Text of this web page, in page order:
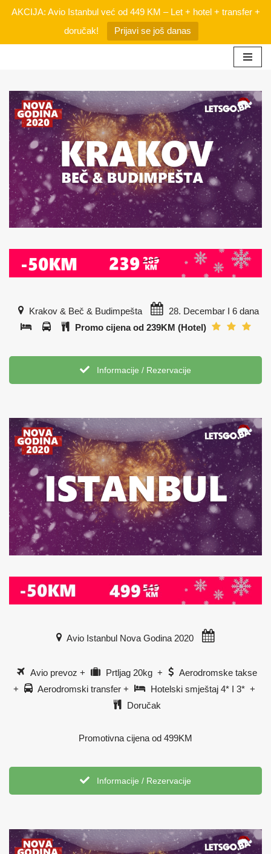
AKCIJA: Avio Istanbul već od 449 KM – Let + hotel + transfer +
doručak!
Prijavi se još danas
to
content
Krakov & Beč & Budimpešta
28. Decembar I 6 dana
Promo cijena od 239KM (Hotel)
Informacije / Rezervacije
Avio Istanbul Nova Godina 2020
Avio prevoz + Prtljag 20kg +
Aerodromske takse
+
Aerodromski transfer +
Hotelski smještaj 4* I 3* +
Doručak
Promotivna cijena od 499KM
Informacije / Rezervacije